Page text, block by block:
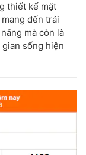
thiết kế mặt
đến trải
mà còn là
sống hiện